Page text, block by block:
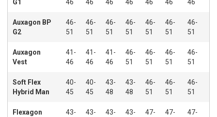
G1
46
46
46
46
46
46
46
Auxagon BP
G2
46-
51
46-
51
46-
51
46-
51
46-
51
46-
51
46-
51
Auxagon
Vest
41-
46
41-
46
41-
46
46-
51
46-
51
46-
51
46-
51
Soft Flex
Hybrid Man
40-
45
40-
45
43-
48
43-
48
46-
51
46-
51
46-
51
Flexagon
43-
43-
43-
43-
47-
47-
47-